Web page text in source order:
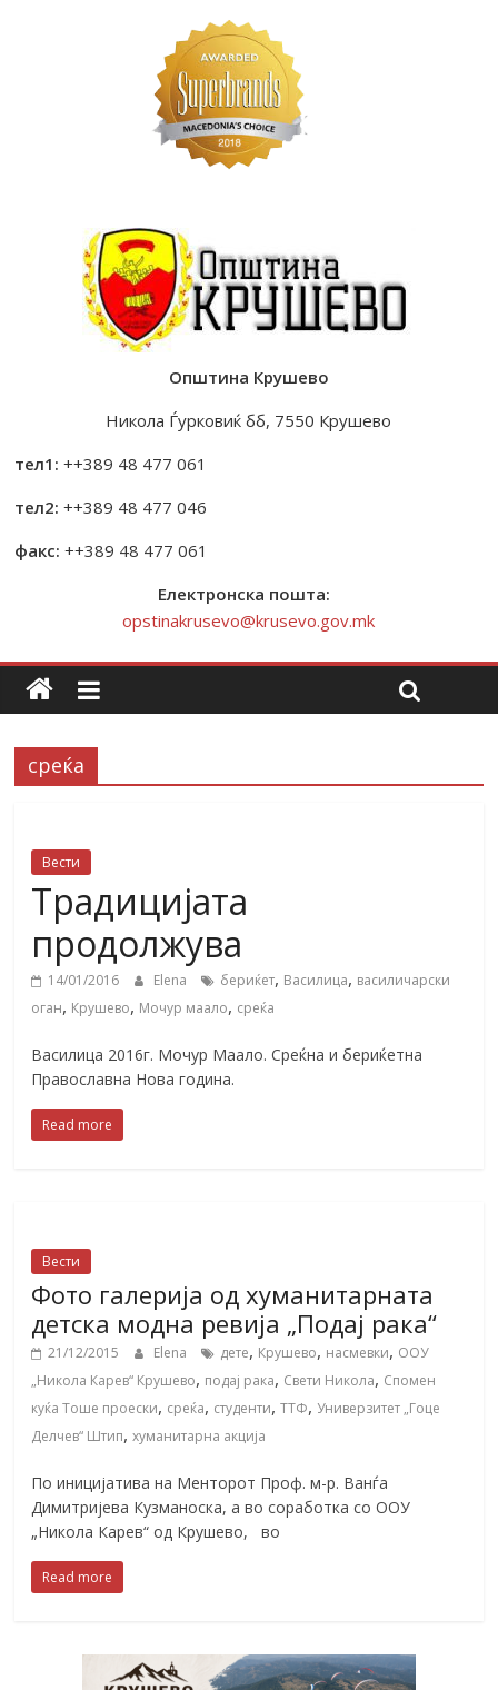
Општина Крушево
Никола Ѓурковиќ бб, 7550 Крушево
тел1: ++389 48 477 061
тел2: ++389 48 477 046
факс: ++389 48 477 061
Електронска пошта:
opstinakrusevo@krusevo.gov.mk
среќа
Вести
Традицијата
продолжува
14/01/2016 Elena бериќет, Василица, василичарски
оган, Крушево, Мочур маало, среќа
Василица 2016г. Мочур Маало. Среќна и бериќетна
Православна Нова година.
Read more
Вести
Фото галерија од хуманитарната
детска модна ревија „Подај рака“
21/12/2015 Elena дете, Крушево, насмевки, ООУ
„Никола Карев“ Крушево, подај рака, Свети Никола, Спомен
куќа Тоше проески, среќа, студенти,ТТФ, Универзитет „Гоце
Делчев“ Штип,хуманитарна акција
По иницијатива на Менторот Проф. м-р. Ванѓа
Димитријева Кузманоска, а во соработка со ООУ
„Никола Карев“ од Крушево, во
Read more